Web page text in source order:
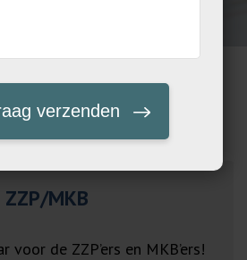
Totaal advisering
ZZP/MKB
voor de ZZP’ers en MKB’ers!